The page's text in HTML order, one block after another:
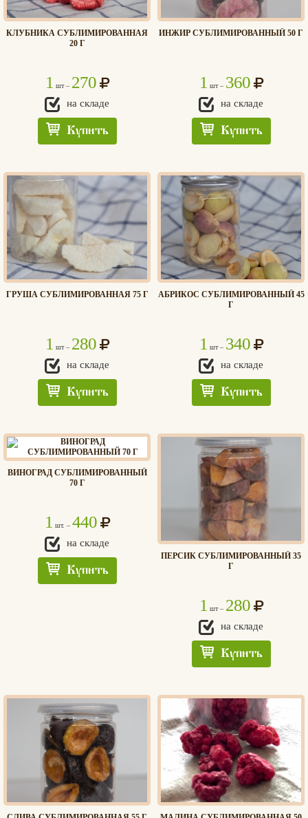
КЛУБНИКА СУБЛИМИРОВАННАЯ
20 Г
1 шт – 270
на складе
Купить
ИНЖИР СУБЛИМИРОВАННЫЙ 50 Г
1 шт – 360
на складе
Купить
ГРУША СУБЛИМИРОВАННАЯ 75 Г
1 шт – 280
на складе
Купить
АБРИКОС СУБЛИМИРОВАННЫЙ 45
Г
1 шт – 340
на складе
Купить
ВИНОГРАД СУБЛИМИРОВАННЫЙ
70 Г
1 шт. – 440
на складе
Купить
ПЕРСИК СУБЛИМИРОВАННЫЙ 35
Г
1 шт – 280
на складе
Купить